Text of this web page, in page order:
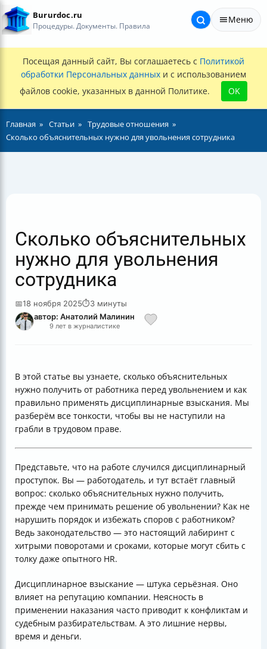
Bururdoc.ru
Процедуры. Документы. Правила
Меню
Посещая данный сайт, Вы соглашаетесь с Политикой
обработки Персональных данных и с использованием
файлов cookie, указанных в данной Политике.
OK
Главная Статьи
Трудовые отношения
Сколько объяснительных нужно для увольнения сотрудника
Сколько объяснительных
нужно для увольнения
сотрудника
📅18 ноября 2025⏱3 минуты
автор: Анатолий Малинин
9 лет в журналистике
В этой статье вы узнаете, сколько объяснительных
нужно получить от работника перед увольнением и как
правильно применять дисциплинарные взыскания. Мы
разберём все тонкости, чтобы вы не наступили на
грабли в трудовом праве.
Представьте, что на работе случился дисциплинарный
проступок. Вы — работодатель, и тут встаёт главный
вопрос: сколько объяснительных нужно получить,
прежде чем принимать решение об увольнении? Как не
нарушить порядок и избежать споров с работником?
Ведь законодательство — это настоящий лабиринт с
хитрыми поворотами и сроками, которые могут сбить с
толку даже опытного HR.
Дисциплинарное взыскание — штука серьёзная. Оно
влияет на репутацию компании. Неясность в
применении наказания часто приводит к конфликтам и
судебным разбирательствам. А это лишние нервы,
время и деньги.